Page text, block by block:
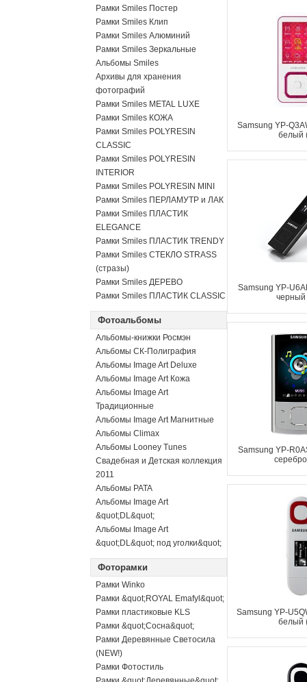
Рамки Smiles Постер
Рамки Smiles Клип
Рамки Smiles Алюминий
Рамки Smiles Зеркальные
Альбомы Smiles
Архивы для хранения
фотографий
Рамки Smiles METAL LUXE
Рамки Smiles КОЖА
Рамки Smiles POLYRESIN
CLASSIC
Рамки Smiles POLYRESIN
INTERIOR
Рамки Smiles POLYRESIN MINI
Рамки Smiles ПЕРЛАМУТР и ЛАК
Рамки Smiles ПЛАСТИК
ELEGANCE
Рамки Smiles ПЛАСТИК TRENDY
Рамки Smiles СТЕКЛО STRASS
(стразы)
Рамки Smiles ДЕРЕВО
Рамки Smiles ПЛАСТИК CLASSIC
Фотоальбомы
Альбомы-книжки Росмэн
Альбомы СК-Полиграфия
Альбомы Image Art Deluxe
Альбомы Image Art Кожа
Альбомы Image Art
Традиционные
Альбомы Image Art Магнитные
Альбомы Climax
Альбомы Looney Tunes
Свадебная и Детская коллекция
2011
Альбомы PATA
Альбомы Image Art
&quot;DL&quot;
Альбомы Image Art
&quot;DL&quot; под уголки&quot;
Фоторамки
Рамки Winko
Рамки &quot;ROYAL Emafyl&quot;
Рамки пластиковые KLS
Рамки &quot;Сосна&quot;
Рамки Деревянные Светосила
(NEW!)
Рамки Фотостиль
Samsung YP-
белый
Samsung YP-
черный
Samsung YP-
Samsung YP-
белый